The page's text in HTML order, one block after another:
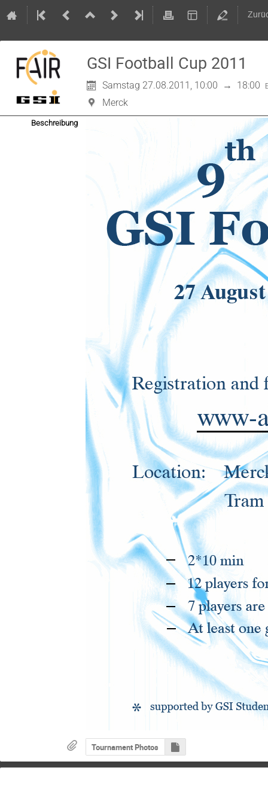
GSI Football Cup 2011
Samstag 27.08.2011, 10:00 → 18:00
Merck
Beschreibung
Tournament Photos